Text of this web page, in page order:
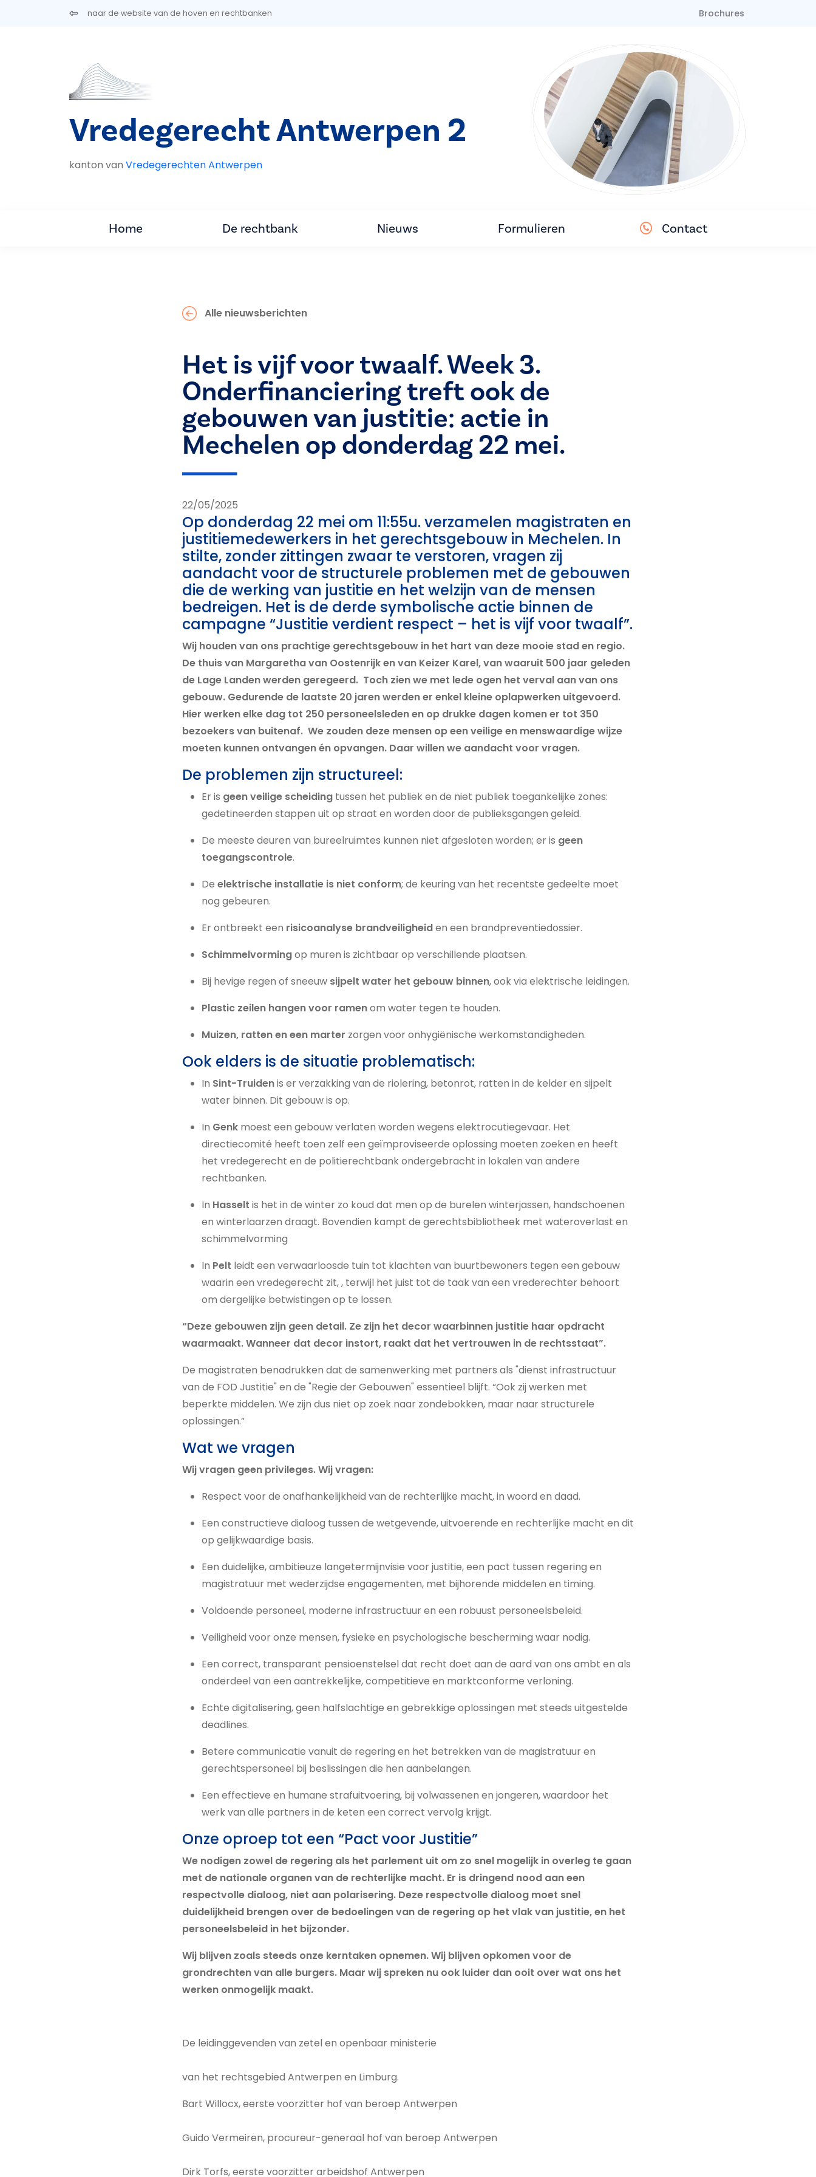
Overslaan en naar de inhoud gaannaar de website van de hoven en rechtbanken Brochures
Vredegerecht Antwerpen 2
kanton van Vredegerechten Antwerpen
Home De rechtbank Nieuws Formulieren Contact
Alle nieuwsberichten
Het is vijf voor twaalf. Week 3.
Onderfinanciering treft ook de
gebouwen van justitie: actie in
Mechelen op donderdag 22 mei.
22/05/2025
Op donderdag 22 mei om 11:55u. verzamelen magistraten en
justitiemedewerkers in het gerechtsgebouw in Mechelen. In
stilte, zonder zittingen zwaar te verstoren, vragen zij
aandacht voor de structurele problemen met de gebouwen
die de werking van justitie en het welzijn van de mensen
bedreigen. Het is de derde symbolische actie binnen de
campagne “Justitie verdient respect – het is vijf voor twaalf”.
Wij houden van ons prachtige gerechtsgebouw in het hart van deze mooie stad en regio.
De thuis van Margaretha van Oostenrijk en van Keizer Karel, van waaruit 500 jaar geleden
de Lage Landen werden geregeerd. Toch zien we met lede ogen het verval aan van ons
gebouw. Gedurende de laatste 20 jaren werden er enkel kleine oplapwerken uitgevoerd.
Hier werken elke dag tot 250 personeelsleden en op drukke dagen komen er tot 350
bezoekers van buitenaf. We zouden deze mensen op een veilige en menswaardige wijze
moeten kunnen ontvangen én opvangen. Daar willen we aandacht voor vragen.
De problemen zijn structureel:
Er is geen veilige scheiding tussen het publiek en de niet publiek toegankelijke zones:
gedetineerden stappen uit op straat en worden door de publieksgangen geleid.
De meeste deuren van bureelruimtes kunnen niet afgesloten worden; er is geen
toegangscontrole.
De elektrische installatie is niet conform; de keuring van het recentste gedeelte moet
nog gebeuren.
Er ontbreekt een risicoanalyse brandveiligheiden een brandpreventiedossier.
Schimmelvormingop muren is zichtbaar op verschillende plaatsen.
Bij hevige regen of sneeuw sijpelt water het gebouw binnen, ook via elektrische leidingen.
Plastic zeilen hangen voor ramenom water tegen te houden.
Muizen, ratten en een marter zorgen voor onhygiënische werkomstandigheden.
Ook elders is de situatie problematisch:
In Sint-Truidenis er verzakking van de riolering, betonrot, ratten in de kelder en sijpelt
water binnen. Dit gebouw is op.
In Genk moest een gebouw verlaten worden wegens elektrocutiegevaar. Het
directiecomité heeft toen zelf een geïmproviseerde oplossing moeten zoeken en heeft
het vredegerecht en de politierechtbank ondergebracht in lokalen van andere
rechtbanken.
In Hasselt is het in de winter zo koud dat men op de burelen winterjassen, handschoenen
en winterlaarzen draagt. Bovendien kampt de gerechtsbibliotheek met wateroverlast en
schimmelvorming
In Pelt leidt een verwaarloosde tuin tot klachten van buurtbewoners tegen een gebouw
waarin een vredegerecht zit, , terwijl het juist tot de taak van een vrederechter behoort
om dergelijke betwistingen op te lossen.
“Deze gebouwen zijn geen detail. Ze zijn het decor waarbinnen justitie haar opdracht
waarmaakt. Wanneer dat decor instort, raakt dat het vertrouwen in de rechtsstaat”.
De magistraten benadrukken dat de samenwerking met partners als "dienst infrastructuur
van de FOD Justitie" en de "Regie der Gebouwen" essentieel blijft. “Ook zij werken met
beperkte middelen. We zijn dus niet op zoek naar zondebokken, maar naar structurele
oplossingen.”
Wat we vragen
Wij vragen geen privileges. Wij vragen:
Respect voor de onafhankelijkheid van de rechterlijke macht, in woord en daad.
Een constructieve dialoog tussen de wetgevende, uitvoerende en rechterlijke macht en dit
op gelijkwaardige basis.
Een duidelijke, ambitieuze langetermijnvisie voor justitie, een pact tussen regering en
magistratuur met wederzijdse engagementen, met bijhorende middelen en timing.
Voldoende personeel, moderne infrastructuur en een robuust personeelsbeleid.
Veiligheid voor onze mensen, fysieke en psychologische bescherming waar nodig.
Een correct, transparant pensioenstelsel dat recht doet aan de aard van ons ambt en als
onderdeel van een aantrekkelijke, competitieve en marktconforme verloning.
Echte digitalisering, geen halfslachtige en gebrekkige oplossingen met steeds uitgestelde
deadlines.
Betere communicatie vanuit de regering en het betrekken van de magistratuur en
gerechtspersoneel bij beslissingen die hen aanbelangen.
Een effectieve en humane strafuitvoering, bij volwassenen en jongeren, waardoor het
werk van alle partners in de keten een correct vervolg krijgt.
Onze oproep tot een “Pact voor Justitie”
We nodigen zowel de regering als het parlement uit om zo snel mogelijk in overleg te gaan
met de nationale organen van de rechterlijke macht. Er is dringend nood aan een
respectvolle dialoog, niet aan polarisering. Deze respectvolle dialoog moet snel
duidelijkheid brengen over de bedoelingen van de regering op het vlak van justitie, en het
personeelsbeleid in het bijzonder.
Wij blijven zoals steeds onze kerntaken opnemen. Wij blijven opkomen voor de
grondrechten van alle burgers. Maar wij spreken nu ook luider dan ooit over wat ons het
werken onmogelijk maakt.
De leidinggevenden van zetel en openbaar ministerie
van het rechtsgebied Antwerpen en Limburg.
Bart Willocx, eerste voorzitter hof van beroep Antwerpen
Guido Vermeiren, procureur-generaal hof van beroep Antwerpen
Dirk Torfs, eerste voorzitter arbeidshof Antwerpen